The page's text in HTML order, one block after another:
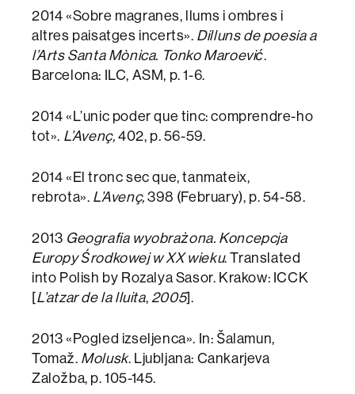
2014 «Sobre magranes, llums i ombres i
altres paisatges incerts». Dilluns de poesia a
l’Arts Santa Mònica. Tonko Maroević.
Barcelona: ILC, ASM, p. 1-6.
2014 «L’unic poder que tinc: comprendre-ho
tot». L’Avenç, 402, p. 56-59.
2014 «El tronc sec que, tanmateix,
rebrota». L’Avenç, 398 (February), p. 54-58.
2013 Geografia wyobrażona. Koncepcja
Europy Środkowej w XX wieku. Translated
into Polish by Rozalya Sasor. Krakow: ICCK
[L’atzar de la lluita, 2005].
2013 «Pogled izseljenca». In: Šalamun,
Tomaž. Molusk. Ljubljana: Cankarjeva
Založba, p. 105-145.